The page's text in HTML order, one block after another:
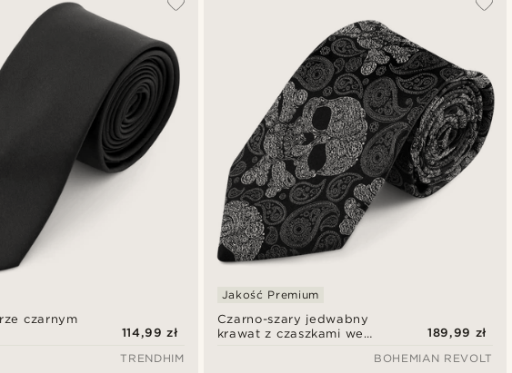
Najniższa cena
Najwyższa cena
czarnym
114,99 zł
TRENDHIM
Czarno-szary jedwabny
krawat z czaszkami we
Jakość Premium
189,99 zł
BOHEMIAN REVOLT